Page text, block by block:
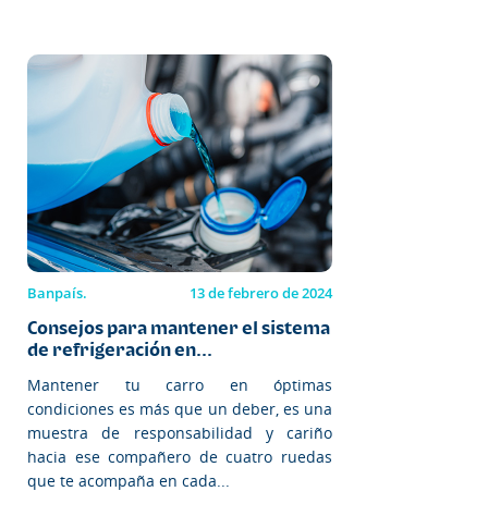
Banpaís. 13 de febrero de 2024
Consejos para mantener el sistema
de refrigeración en...
Mantener tu carro en óptimas
condiciones es más que un deber, es una
muestra de responsabilidad y cariño
hacia ese compañero de cuatro ruedas
que te acompaña en cada...